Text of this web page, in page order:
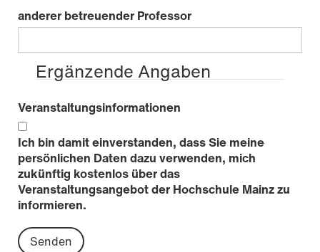
anderer betreuender Professor
Ergänzende Angaben
Veranstaltungsinformationen
Ich bin damit einverstanden, dass Sie meine
persönlichen Daten dazu verwenden, mich
zukünftig kostenlos über das
Veranstaltungsangebot der Hochschule Mainz zu
informieren.